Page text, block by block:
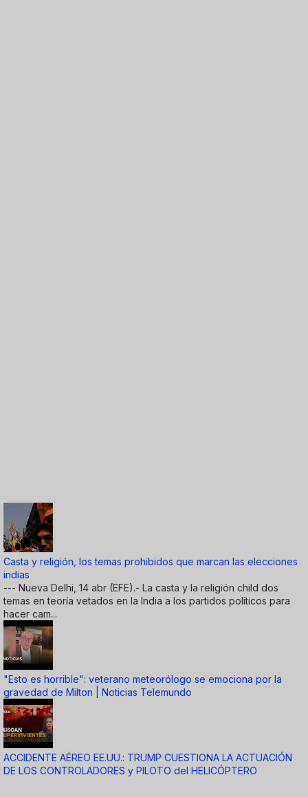
Casta y religión, los temas prohibidos que marcan las elecciones
indias
--- Nueva Delhi, 14 abr (EFE).- La casta y la religión child dos
temas en teoría vetados en la India a los partidos políticos para
hacer cam...
"Esto es horrible": veterano meteorólogo se emociona por la
gravedad de Milton | Noticias Telemundo
ACCIDENTE AÉREO EE.UU.: TRUMP CUESTIONA LA ACTUACIÓN
DE LOS CONTROLADORES y PILOTO del HELICÓPTERO